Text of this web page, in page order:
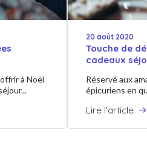
à Noël
20 août 2020
Touche de
cadeaux
Réservé aux
épicuriens en
Lire l'article